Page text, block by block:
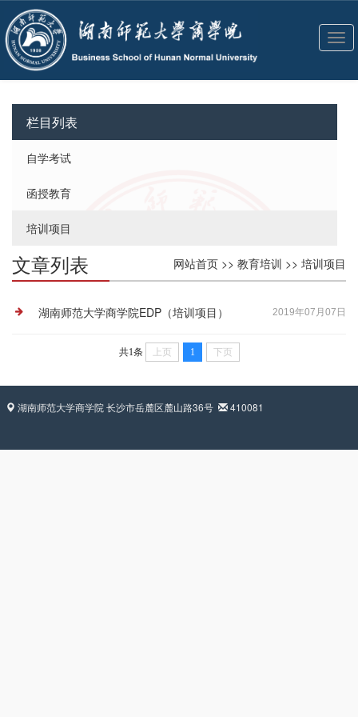
切
换
航
栏目列表
自学考试
函授教育
培训项目
网站首页 >> 教育培训 >> 培训项目
文章列表
2019年07月07日
湖南师范大学商学院EDP（培训项目）
共1条 上页 1 下页
湖南师范大学商学院 长沙市岳麓区麓山路36号 410081